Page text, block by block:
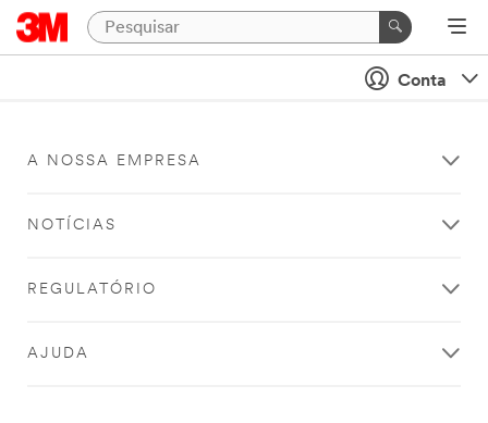
Conta
A NOSSA EMPRESA
NOTÍCIAS
REGULATÓRIO
AJUDA